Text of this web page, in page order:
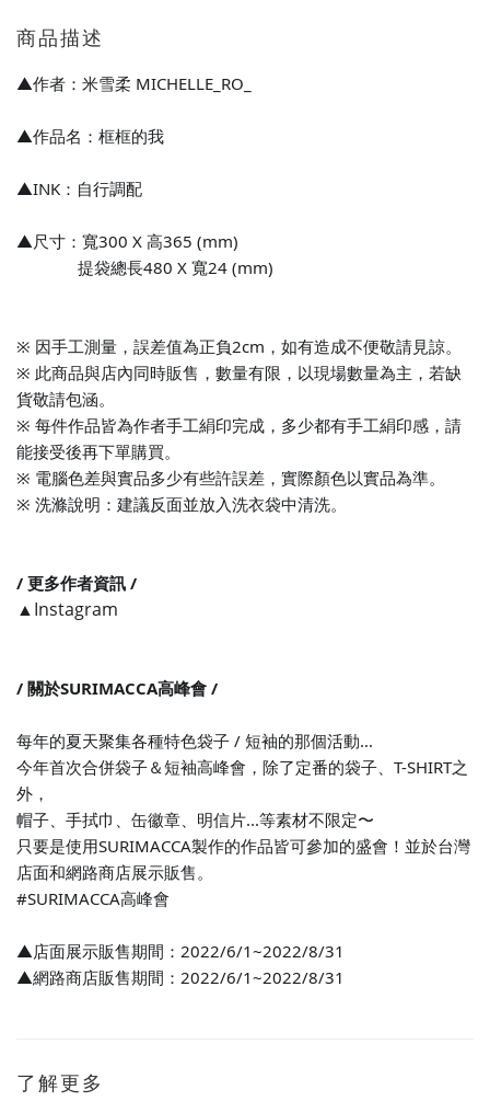
商品描述
▲作者：米雪柔 MICHELLE_RO_
▲作品名：框框的我
▲INK： 自行調配
▲尺寸：寬300 X 高365 (mm)
提袋總長480 X 寬24 (mm)
※ 因手工測量，誤差值為正負2cm，如有造成不便敬請見諒。
※ 此商品與店內同時販售，數量有限，以現場數量為主，若缺
貨敬請包涵。
※ 每件作品皆為作者手工絹印完成，多少都有手工絹印感，請
能接受後再下單購買。
※ 電腦色差與實品多少有些許誤差，實際顏色以實品為準。
※ 洗滌說明：建議反面並放入洗衣袋中清洗。
/ 更多作者資訊 /
▲Instagram
/ 關於SURIMACCA高峰會 /
每年的夏天聚集各種特色袋子 / 短袖的那個活動...
今年首次合併袋子＆短袖高峰會， 除了定番的袋子、T-SHIRT之
外，
帽子、手拭巾、缶徽章、明信片...等素材不限定〜
只要是使用SURIMACCA製作的作品皆可參加的盛會！ 並於台灣
店面和網路商店展示販售。
#SURIMACCA高峰會
▲店面展示販售期間：2022/6/1~2022/8/31
▲網路商店販售期間 ：2022/6/1~2022/8/31
了解更多